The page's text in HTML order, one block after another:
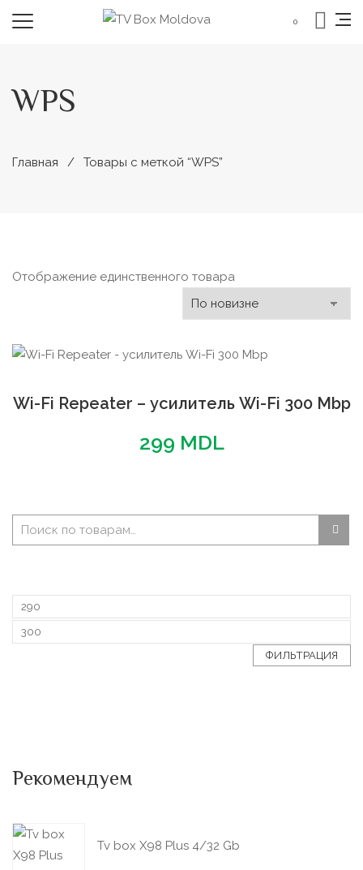
0
WPS
Главная Товары с меткой “WPS”
Отображение единственного товара
Wi-Fi Repeater – усилитель Wi-Fi 300 Mbp
299 MDL
ФИЛЬТРАЦИЯ
Рекомендуем
Tv box X98 Plus 4/32 Gb